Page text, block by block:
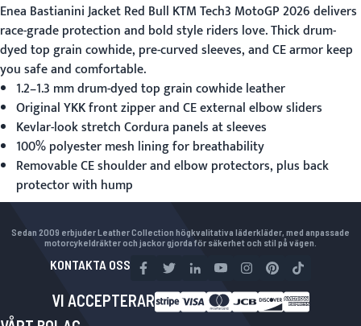
Enea Bastianini Jacket Red Bull KTM Tech3 MotoGP 2026delivers
race-grade protection and bold style riders love. Thick drum-
dyed top grain cowhide, pre-curved sleeves, and CE armor keep
you safe and comfortable.
1.2–1.3 mm drum-dyed top grain cowhide leather
Original YKK front zipper and CE external elbow sliders
Kevlar-look stretch Cordura panels at sleeves
100% polyester mesh lining for breathability
Removable CE shoulder and elbow protectors, plus back
protector with hump
Sedan 2009 erbjuder Leather Collection högkvalitativa läderkläder, med anpassade
motorcykeldräkter och jackor gjorda för säkerhet och stil på vägen.
KONTAKTA OSS
VI ACCEPTERAR